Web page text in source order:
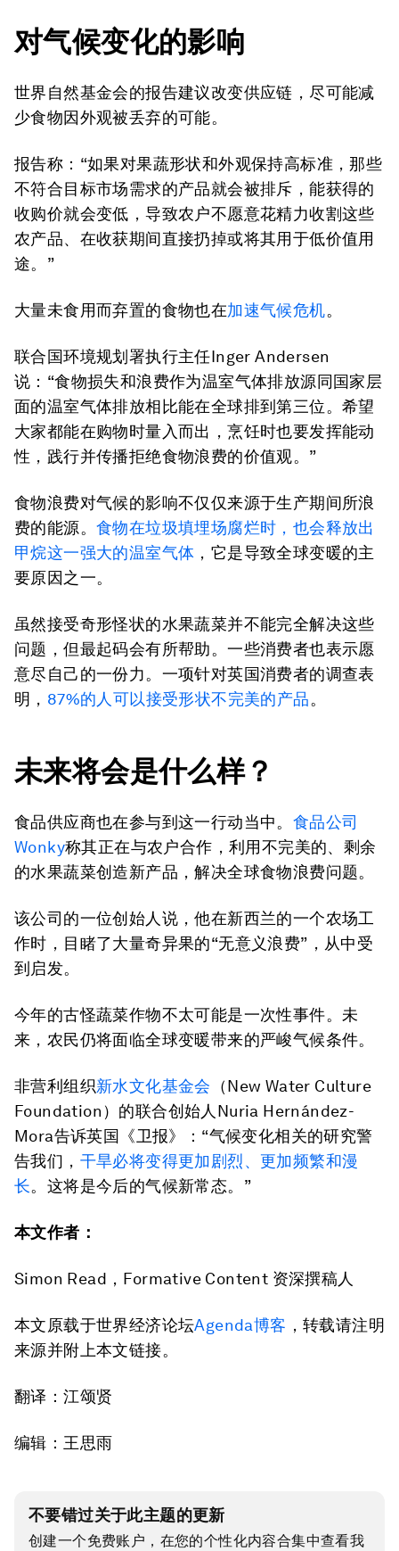
对气候变化的影响
世界自然基金会的报告建议改变供应链，尽可能减
少食物因外观被丢弃的可能。
报告称：“如果对果蔬形状和外观保持高标准，那些
不符合目标市场需求的产品就会被排斥，能获得的
收购价就会变低，导致农户不愿意花精力收割这些
农产品、在收获期间直接扔掉或将其用于低价值用
途。”
大量未食用而弃置的食物也在加速气候危机。
联合国环境规划署执行主任Inger Andersen
说：“食物损失和浪费作为温室气体排放源同国家层
面的温室气体排放相比能在全球排到第三位。希望
大家都能在购物时量入而出，烹饪时也要发挥能动
性，践行并传播拒绝食物浪费的价值观。”
食物浪费对气候的影响不仅仅来源于生产期间所浪
费的能源。 食物在垃圾填埋场腐烂时，也会释放出
甲烷这一强大的温室气体 ，它是导致全球变暖的主
要原因之一。
虽然接受奇形怪状的水果蔬菜并不能完全解决这些
问题，但最起码会有所帮助。一些消费者也表示愿
意尽自己的一份力。一项针对英国消费者的调查表
明， 87%的人可以接受形状不完美的产品。
未来将会是什么样？
食品供应商也在参与到这一行动当中。 食品公司
Wonky称其正在与农户合作，利用不完美的、剩余
的水果蔬菜创造新产品，解决全球食物浪费问题。
该公司的一位创始人说，他在新西兰的一个农场工
作时，目睹了大量奇异果的“无意义浪费”，从中受
到启发。
今年的古怪蔬菜作物不太可能是一次性事件。未
来，农民仍将面临全球变暖带来的严峻气候条件。
非营利组织新水文化基金会 （New Water Culture
Foundation）的联合创始人Nuria Hernández-
Mora告诉英国《卫报》：“气候变化相关的研究警
告我们， 干旱必将变得更加剧烈、更加频繁和漫
长。这将是今后的气候新常态。”
本文作者：
Simon Read，Formative Content 资深撰稿人
本文原载于世界经济论坛Agenda博客 ，转载请注明
来源并附上本文链接。
翻译：江颂贤
编辑：王思雨
不要错过关于此主题的更新
创建一个免费账户，在您的个性化内容合集中查看我